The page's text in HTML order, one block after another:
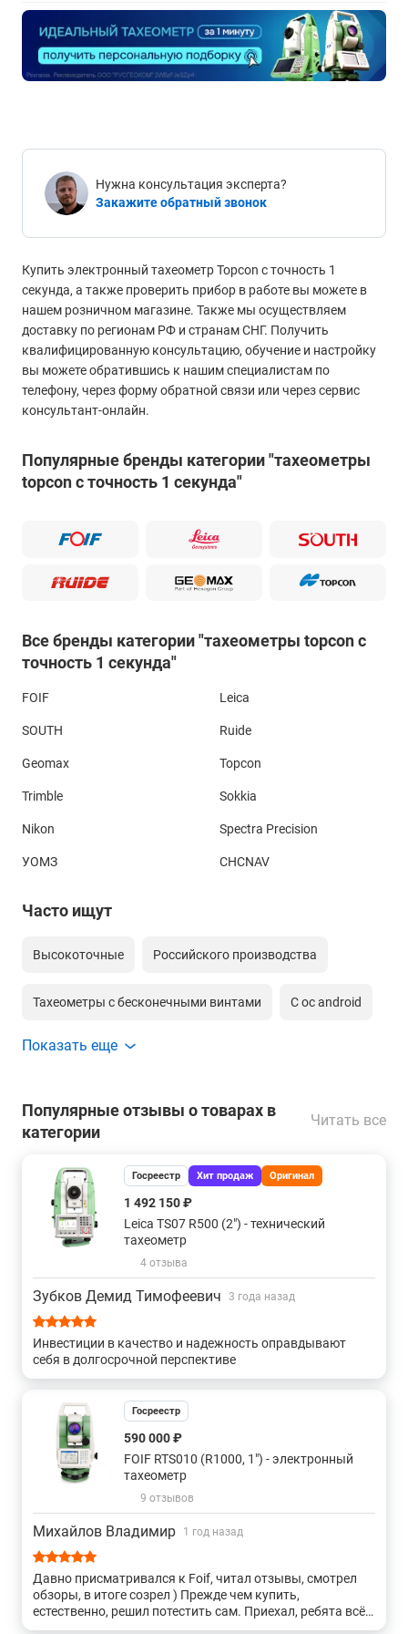
Нужна консультация эксперта?
Закажите обратный звонок
Купить электронный тахеометр Topcon с точность 1
секунда, а также проверить прибор в работе вы можете в
нашем розничном магазине. Также мы осуществляем
доставку по регионам РФ и странам СНГ. Получить
квалифицированную консультацию, обучение и настройку
вы можете обратившись к нашим специалистам по
телефону, через форму обратной связи или через сервис
консультант-онлайн.
Популярные бренды категории "тахеометры
topcon с точность 1 секунда"
Все бренды категории "тахеометры topcon с
точность 1 секунда"
FOIF Leica
SOUTH Ruide
Geomax Topcon
Trimble Sokkia
Nikon Spectra Precision
УОМЗ CHCNAV
Часто ищут
Высокоточные Российского производства
Тахеометры с бесконечными винтами С ос android
С оптическим центриром
Сканирующий по сетке тахеометр
С точность 0,5 секунд
С лазерным центриром и точностью 0.5"
С лазерным центриром и точностью 1"
С оптическим центриром и точностью 1"
С точностью 1" и закрепительными винтами
С точностью 1" и бесконечными винтами
С оптическим центриром и точностью 2"
С лазерным центриром и точностью 2"
Показать еще
Популярные отзывы о товарах в
категории
Читать все
Госреестр Хит продаж Оригинал
1 492 150 ₽
Leica TS07 R500 (2") - технический
тахеометр
4 отзыва
Зубков Демид Тимофеевич 3 года назад
Инвестиции в качество и надежность оправдывают
себя в долгосрочной перспективе
Госреестр
590 000 ₽
FOIF RTS010 (R1000, 1") - электронный
тахеометр
9 отзывов
Михайлов Владимир 1 год назад
Давно присматривался к Foif, читал отзывы, смотрел
обзоры, в итоге созрел ) Прежде чем купить,
естественно, решил потестить сам. Приехал, ребята всё
показали, объяснили, сомнения отпали. Реально